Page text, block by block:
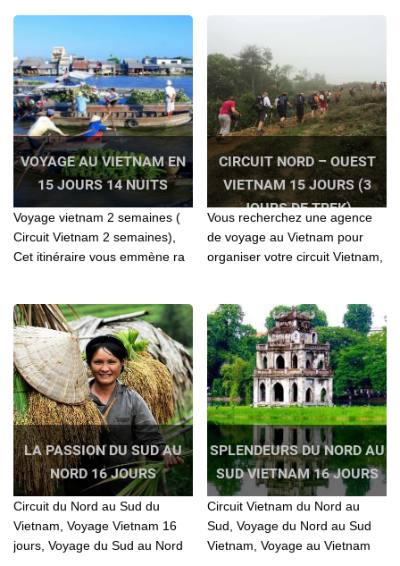
Binh, Halong, Hue, Hoi An...
VOYAGE AU VIETNAM EN
15 JOURS 14 NUITS
Voyage vietnam 2 semaines (
Circuit Vietnam 2 semaines),
Cet itinéraire vous emmène ra
paysages ravissants étendant
de la montagne à la région
submergée du Vietnam
CIRCUIT NORD – OUEST
VIETNAM 15 JOURS (3
JOURS DE TREK)
Vous recherchez une agence
de voyage au Vietnam pour
organiser votre circuit Vietnam,
pour vos séjours
LA PASSION DU SUD AU
NORD 16 JOURS
Circuit du Nord au Sud du
Vietnam, Voyage Vietnam 16
jours, Voyage du Sud au Nord
SPLENDEURS DU NORD AU
SUD VIETNAM 16 JOURS
Circuit Vietnam du Nord au
Sud, Voyage du Nord au Sud
Vietnam, Voyage au Vietnam